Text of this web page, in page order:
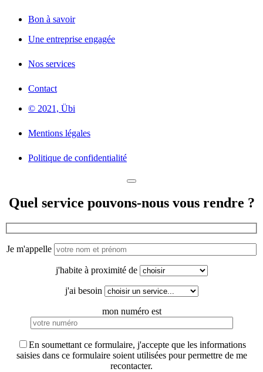
Bon à savoir
Une entreprise engagée
Nos services
Contact
© 2021, Übi
Mentions légales
Politique de confidentialité
Quel service pouvons-nous vous rendre ?
Je m'appelle
j'habite à proximité de
j'ai besoin
mon numéro est
En soumettant ce formulaire, j'accepte que les informations
saisies dans ce formulaire soient utilisées pour permettre de me
recontacter.